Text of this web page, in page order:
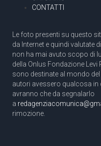
CONTATTI
Le foto presenti su questo
da Internet e quindi valutate
non ha mai avuto scopo di
della Onlus Fondazione
sono destinate al mondo
autori avessero qualcosa
avranno che da segnalarlo
a
rimozione.